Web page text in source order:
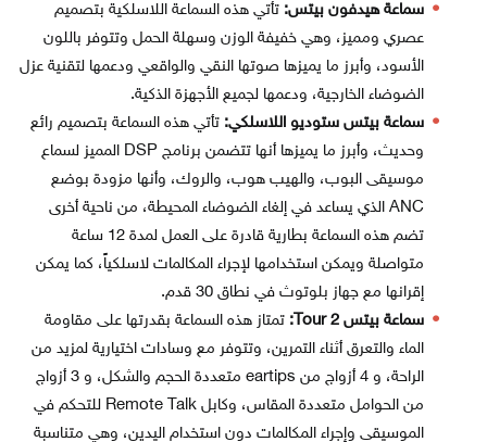
سماعة هيدفون بيتس: تأتي هذه السماعة اللاسلكية بتصميم
عصري ومميز، وهي خفيفة الوزن وسهلة الحمل وتتوفر باللون
الأسود، وأبرز ما يميزها صوتها النقي والواقعي ودعمها لتقنية عزل
الضوضاء الخارجية، ودعمها لجميع الأجهزة الذكية.
سماعة بيتس ستوديو اللاسلكي: تأتي هذه السماعة بتصميم رائع
وحديث، وأبرز ما يميزها أنها تتضمن برنامج DSP المميز لسماع
موسيقى البوب، والهيب هوب، والروك، وأنها مزودة بوضع
ANC الذي يساعد في إلغاء الضوضاء المحيطة، من ناحية أخرى
تضم هذه السماعة بطارية قادرة على العمل لمدة 12 ساعة
متواصلة ويمكن استخدامها لإجراء المكالمات لاسلكياً، كما يمكن
إقرانها مع جهاز بلوتوث في نطاق 30 قدم.
سماعة بيتس Tour 2:
تمتاز هذه السماعة بقدرتها على مقاومة
الماء والتعرق أثناء التمرين، وتتوفر مع وسادات اختيارية لمزيد من
الراحة، و 4 أزواج من eartips متعددة الحجم والشكل، و 3 أزواج
من الحوامل متعددة المقاس، وكابل Remote Talk للتحكم في
الموسيقى وإجراء المكالمات دون استخدام اليدين، وهي متناسبة